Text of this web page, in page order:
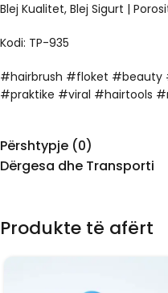
Blej Kualitet, Blej Sigurt |
Kodi: TP-935
#hairbrush #floket #beauty
#praktike #viral #hairtools
Përshtypje (0)
Dërgesa dhe Transporti
Produkte të afërt